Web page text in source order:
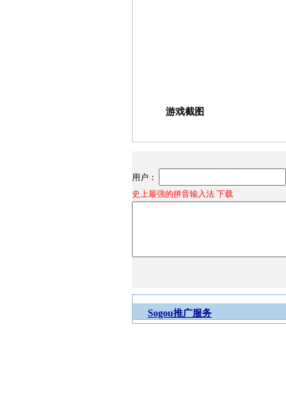
游戏截图
用户：
史上最强的拼音输入法 下载
Sogou推广服务